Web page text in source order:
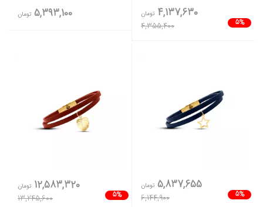
5%
4,137,630 تومان
4,355,400
5,393,100 تومان
5%
5,837,655 تومان
6,144,900
5%
12,583,320 تومان
13,245,600